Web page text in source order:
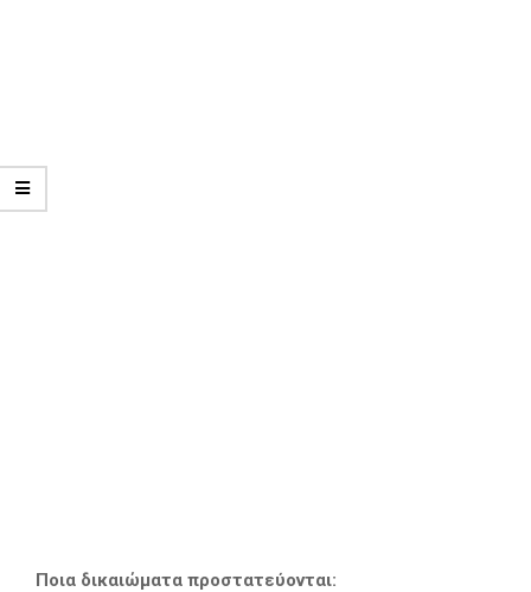
Ποια δικαιώματα προστατεύονται: